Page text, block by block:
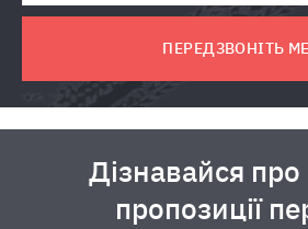
ПЕРЕДЗВОНІТЬ
Дізнавайся про
пропозиції